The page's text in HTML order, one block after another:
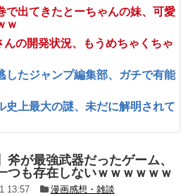
で出てきたとーちゃんの妹、可愛
ｗ
んの開発状況、もうめちゃくちゃ
したジャンプ編集部、ガチで有能
史上最大の謎、未だに解明されて
斧が最強武器だったゲーム、
つも存在しないｗｗｗｗｗｗ
13:57 漫画感想・雑談